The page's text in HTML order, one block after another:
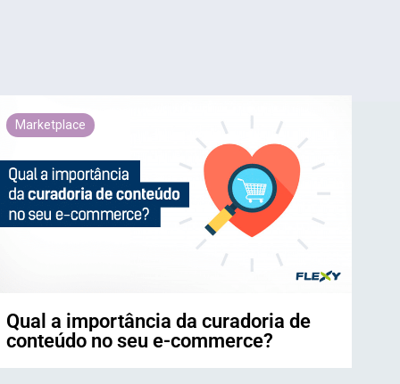
Marketplace
Qual a importância da curadoria de
conteúdo no seu e-commerce?